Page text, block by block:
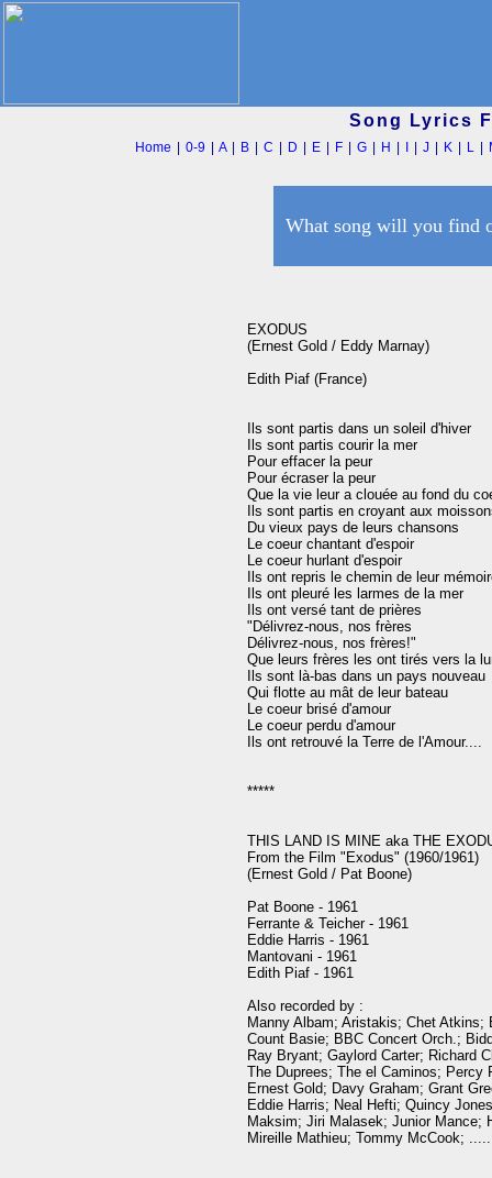
Song Lyrics
Home |0-9 |A| B |C D E F |G H |J K L
What song will you find
EXODUS
(Ernest Gold / Eddy Marnay)
Edith Piaf (France)
Ils sont partis dans un soleil d'hiver
Ils sont partis courir la mer
Pour effacer la peur
Pour écraser la peur
Que la vie leur a clouée au fond du
Ils sont partis en croyant aux
Du vieux pays de leurs chansons
Le coeur chantant d'espoir
Le coeur hurlant d'espoir
Ils ont repris le chemin de leur
Ils ont pleuré les larmes de la mer
Ils ont versé tant de prières
"Délivrez-nous, nos frères
Délivrez-nous, nos frères!"
Que leurs frères les ont tirés vers la
Ils sont là-bas dans un pays nouveau
Qui flotte au mât de leur bateau
Le coeur brisé d'amour
Le coeur perdu d'amour
Ils ont retrouvé la Terre de l'Amour....
*****
THIS LAND IS MINE aka THE
From the Film "Exodus" (1960/1961)
(Ernest Gold / Pat Boone)
Pat Boone - 1961
Ferrante & Teicher - 1961
Eddie Harris - 1961
Mantovani - 1961
Edith Piaf - 1961
Also recorded by :
Manny Albam; Aristakis; Chet Atkins;
Count Basie; BBC Concert Orch.;
Ray Bryant; Gaylord Carter; Richard
The Duprees; The el Caminos; Percy
Ernest Gold; Davy Graham; Grant
Eddie Harris; Neal Hefti; Quincy
Maksim; Jiri Malasek; Junior Mance;
Mireille Mathieu; Tommy McCook;